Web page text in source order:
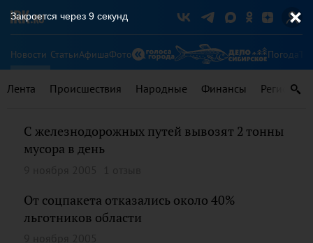
Новости СтатьиАфишаФото Погода
Лента Происшествия Народные Финансы Регионы
С железнодорожных путей вывозят 2 тонны
мусора в день
От соцпакета отказались около 40%
льготников области
Закроется через 9 секунд